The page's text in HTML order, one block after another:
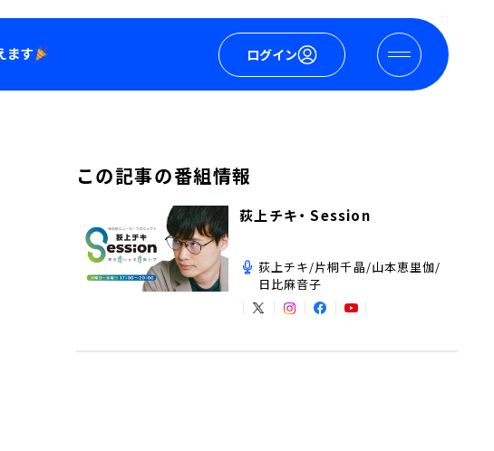
ログイン
この記事の番組情報
荻上チキ・ Session
荻上チキ/片桐千晶/山本恵里伽/
日比麻音子